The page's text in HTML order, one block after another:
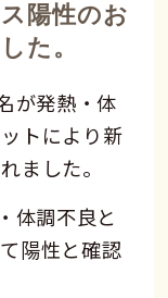
陽性のお
た。
が発熱・体
トにより新
ました。
体調不良と
陽性と確認